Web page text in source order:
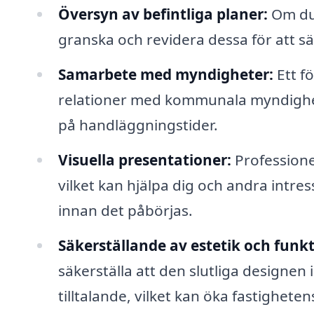
Översyn av befintliga planer: Om
granska och revidera dessa för att
Samarbete med myndigheter: Ett
relationer med kommunala
på handläggningstider.
Visuella presentationer:
vilket kan hjälpa dig och andra
innan det påbörjas.
Säkerställande av estetik och
säkerställa att den slutliga
tilltalande, vilket kan öka